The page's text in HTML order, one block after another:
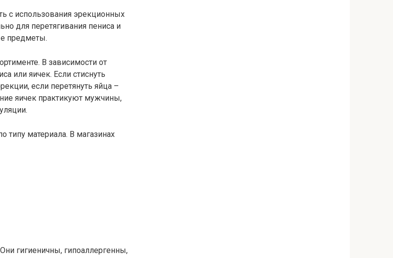
с использования эрекционных
для перетягивания пениса и
предметы.
В зависимости от
или яичек. Если стиснуть
если перетянуть яйца –
яичек практикуют мужчины,
типу материала. В магазинах
гигиеничны, гипоаллергенны,